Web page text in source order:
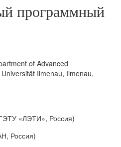
программный
of Advanced
Ilmenau, Ilmenau,
«ЛЭТИ», Россия)
Россия)